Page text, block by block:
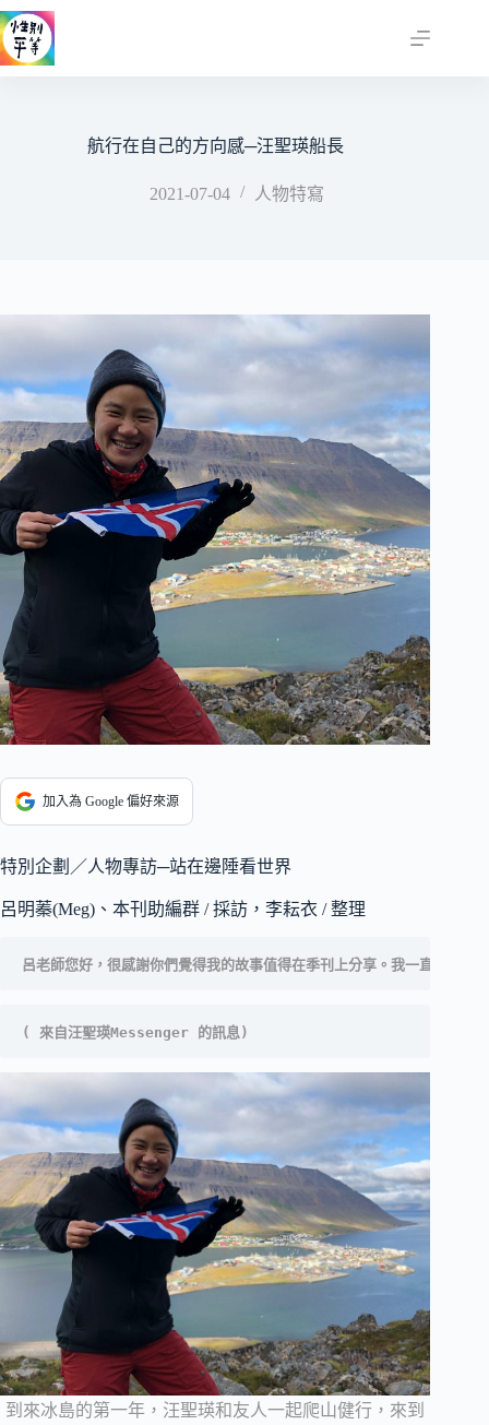
跳
至
主
航行在自己的方向感─汪聖瑛船長
2021-07-04 人物特寫
加入為 Google 偏好來源
特別企劃／人物專訪─站在邊陲看世界
呂明蓁(Meg)、本刊助編群 / 採訪，李耘衣 / 整理
呂老師您好，很感謝你們覺得我的故事值得在季刊上分享。我一直覺
( 來自汪聖瑛Messenger 的訊息)
到來冰島的第一年，汪聖瑛和友人一起爬山健行，來到